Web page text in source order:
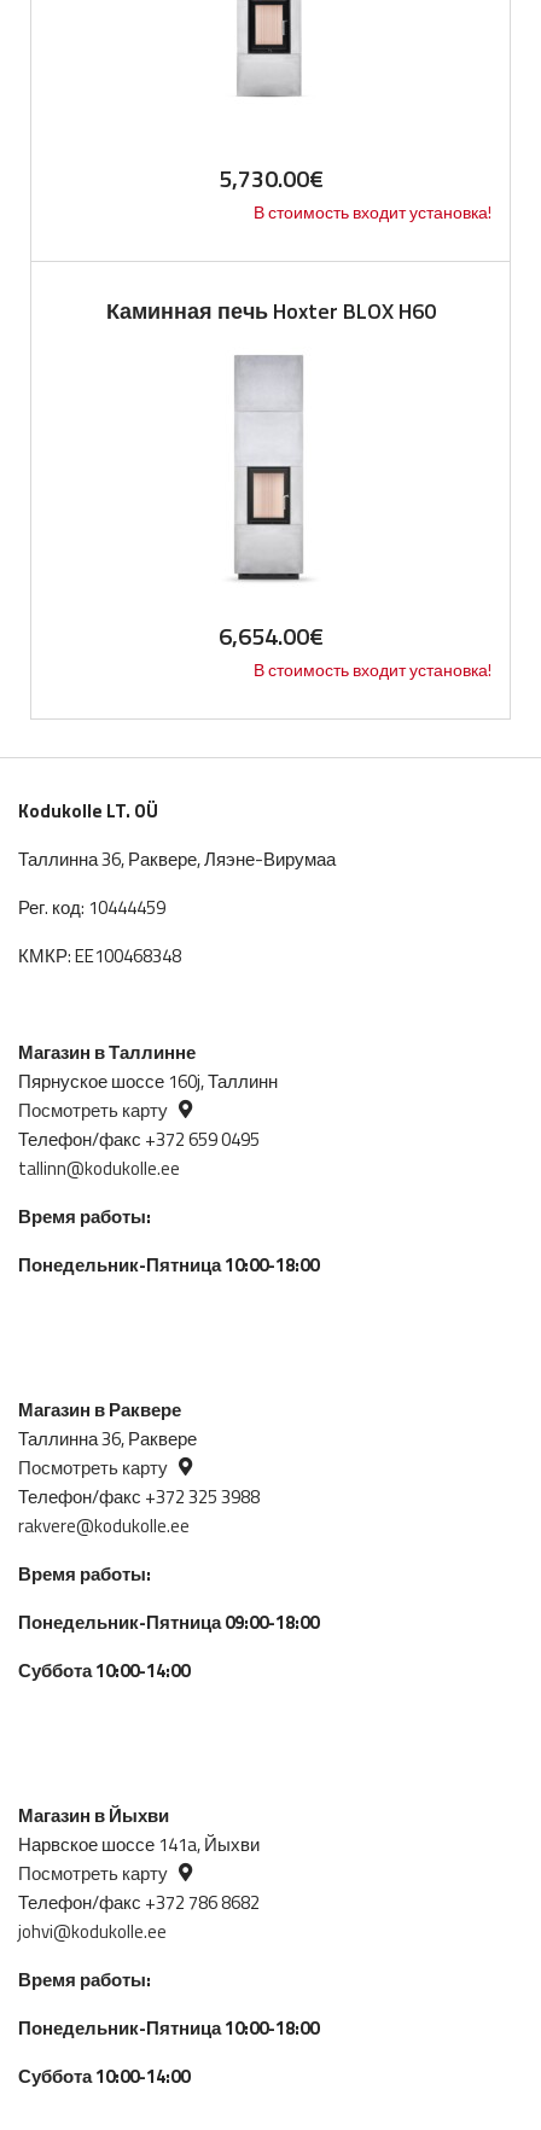
5,730.00€
В стоимость входит установка!
Каминная печь Hoxter BLOX H60
6,654.00€
В стоимость входит установка!
Kodukolle LT. OÜ
Таллинна 36, Раквере, Ляэне-Вирумаа
Рег. код: 10444459
КМКР: EE100468348
Магазин в Таллинне
Пярнуское шоссе 160j, Таллинн
Посмотреть карту
Телефон/факс +372 659 0495
tallinn@kodukolle.ee
Время работы:
Понедельник-Пятница 10:00-18:00
Магазин в Раквере
Таллинна 36, Раквере
Посмотреть карту
Телефон/факс +372 325 3988
rakvere@kodukolle.ee
Время работы:
Понедельник-Пятница 09:00-18:00
Суббота 10:00-14:00
Магазин в Йыхви
Нарвское шоссе 141a, Йыхви
Посмотреть карту
Телефон/факс +372 786 8682
johvi@kodukolle.ee
Время работы:
Понедельник-Пятница 10:00-18:00
Суббота 10:00-14:00